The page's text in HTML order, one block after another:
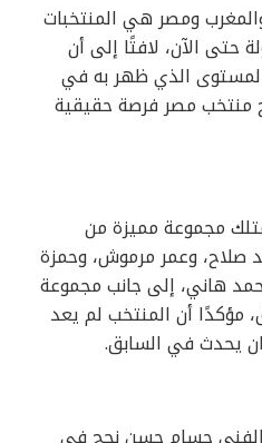
ومصر هي المنتخبات
حتى الآن، لافتًا إلى أن
المستوى الذي ظهر به في
منتخب مصر فرصة حقيقية
مجموعة مميزة من
صلاح، وعمر مرموش، وحمزة
هاني، إلى جانب مجموعة
مؤكدًا أن المنتخب لم يعد
يحدث في السابق.